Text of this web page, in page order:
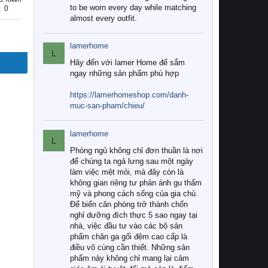
0
to be worn every day while matching
almost every outfit.
L
lamerhome
Hãy đến với lamer Home để sắm
ngay những sản phẩm phù hợp
https://lamerhomeshop.com/danh-
muc-san-pham/chieu/
L
lamerhome
Phòng ngủ không chỉ đơn thuần là nơi
để chúng ta ngả lưng sau một ngày
làm việc mệt mỏi, mà đây còn là
không gian riêng tư phản ánh gu thẩm
mỹ và phong cách sống của gia chủ.
Để biến căn phòng trở thành chốn
nghỉ dưỡng đích thực 5 sao ngay tại
nhà, việc đầu tư vào các bộ sản
phẩm chăn ga gối đệm cao cấp là
điều vô cùng cần thiết. Những sản
phẩm này không chỉ mang lại cảm